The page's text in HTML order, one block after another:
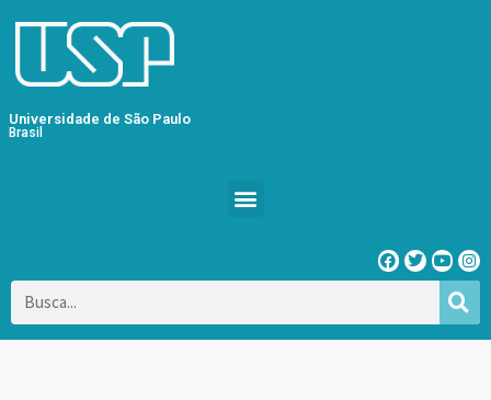
Universidade de São Paulo
Brasil